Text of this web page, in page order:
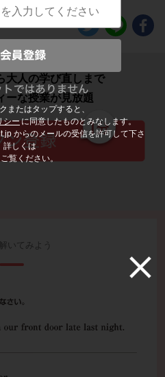
またはタップすると、
シーに同意したものとみなします。
からのメールの受信を許可して下さ
詳しくは
覧ください。
大人の学び直しまで
ーな授業が見放題
いてみよう